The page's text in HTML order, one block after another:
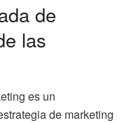
de
las
es un
de marketing